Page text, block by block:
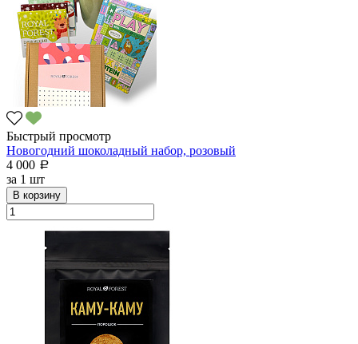
Быстрый просмотр
Новогодний шоколадный набор, розовый
4 000 a
за 1 шт
В корзину